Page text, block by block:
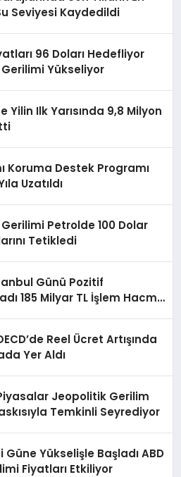
Seviyesi Kaydedildi
96 Doları Hedefliyor
Gerilimi Yükseliyor
Yilin Ilk Yarısında 9,8 Milyon
Koruma Destek Programı
Uzatıldı
Gerilimi Petrolde 100 Dolar
Tetikledi
Günü Pozitif
185 Milyar TL İşlem Hacmi
Reel Ücret Artışında
Yer Aldı
Jeopolitik Gerilim
Temkinli Seyrediyor
Güne Yükselişle Başladı ABD
Fiyatları Etkiliyor